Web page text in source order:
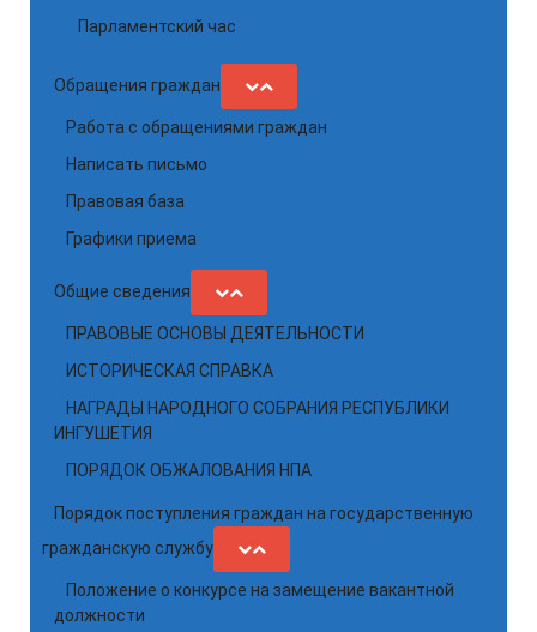
Парламентский час
Обращения граждан
Работа с обращениями граждан
Написать письмо
Правовая база
Графики приема
Общие сведения
ПРАВОВЫЕ ОСНОВЫ ДЕЯТЕЛЬНОСТИ
ИСТОРИЧЕСКАЯ СПРАВКА
НАГРАДЫ НАРОДНОГО СОБРАНИЯ РЕСПУБЛИКИ
ИНГУШЕТИЯ
ПОРЯДОК ОБЖАЛОВАНИЯ НПА
Порядок поступления граждан на государственную
гражданскую службу
Положение о конкурсе на замещение вакантной
должности